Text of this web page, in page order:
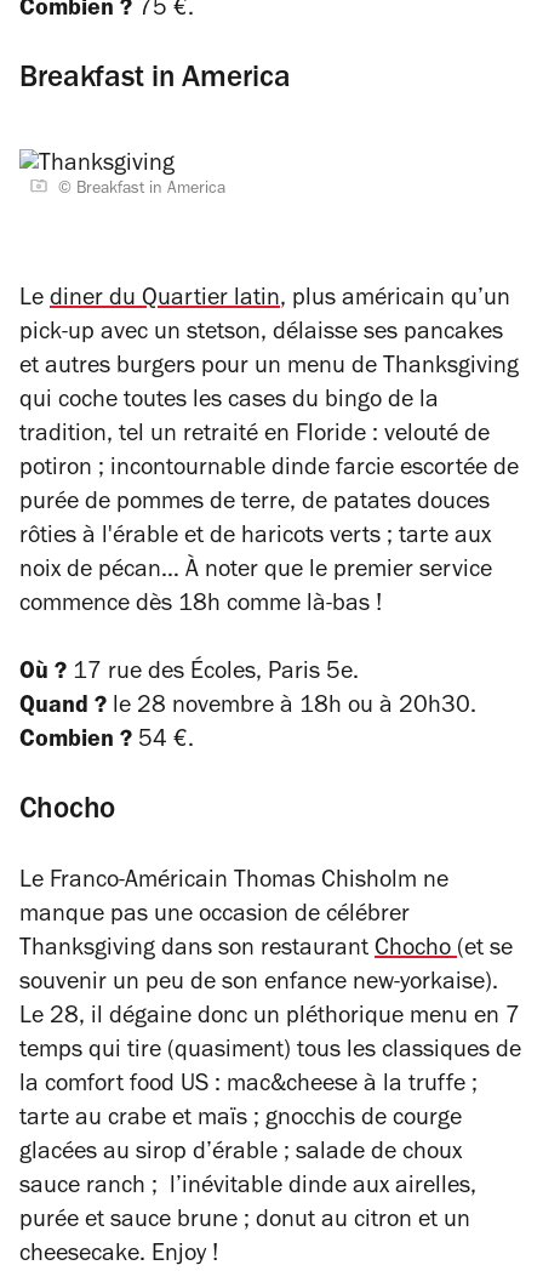
Combien ? 75 €.
Breakfast in America
© Breakfast in America
Le dinerdu Quartier latin, plus américain qu’un
pick-up avec un stetson, délaisse ses pancakes
et autres burgers pour un menu de Thanksgiving
qui coche toutes les cases du bingo de la
tradition, tel un retraité en Floride : velouté de
potiron ; incontournable dinde farcie escortée de
purée de pommes de terre, de patates douces
rôties à l'érable et de haricots verts ; tarte aux
noix de pécan… À noter que le premier service
commence dès 18h comme là-bas !
Où ? 17 rue des Écoles, Paris 5e.
Quand ? le 28 novembre à 18h ou à 20h30.
Combien ? 54 €.
Chocho
Le Franco-Américain Thomas Chisholm ne
manque pas une occasion de célébrer
Thanksgiving dans son restaurant Chocho(et se
souvenir un peu de son enfance new-yorkaise).
Le 28, il dégaine donc un pléthorique menu en 7
temps qui tire (quasiment) tous les classiques de
la comfort food US : mac&cheese à la truffe ;
tarte au crabe et maïs ; gnocchis de courge
glacées au sirop d’érable ; salade de choux
sauce ranch ; l’inévitable dinde aux airelles,
purée et sauce brune ; donut au citron et un
cheesecake. Enjoy !